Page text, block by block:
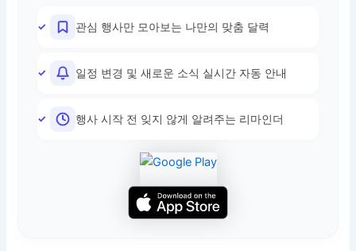
관심 행사만 모아보는 나만의 맞춤 달력
일정 변경 및 새로운 소식 실시간 자동 안내
행사 시작 전 잊지 않게 알려주는 리마인더